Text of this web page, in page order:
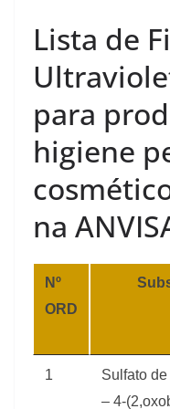
Lista de
para
higiene
na
Nº
ORD
1
Sulfato de
– 4-